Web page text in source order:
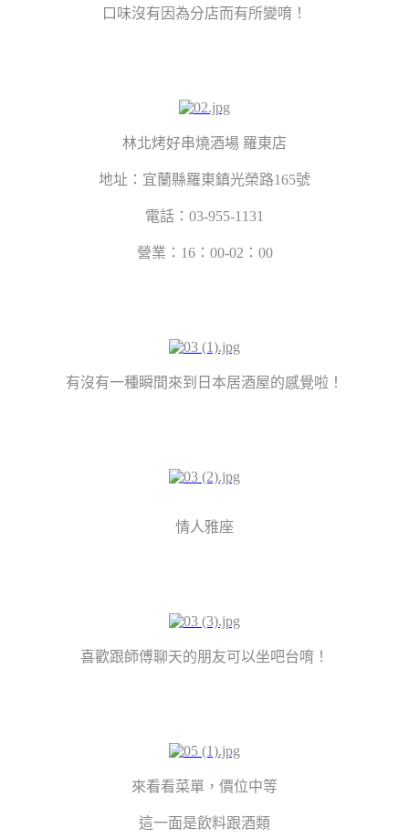
口味沒有因為分店而有所變唷！
林北烤好串燒酒場 羅東店
地址：宜蘭縣羅東鎮光榮路165號
電話：03-955-1131
營業：16：00-02：00
有沒有一種瞬間來到日本居酒屋的感覺啦！
情人雅座
喜歡跟師傅聊天的朋友可以坐吧台唷！
來看看菜單，價位中等
這一面是飲料跟酒類